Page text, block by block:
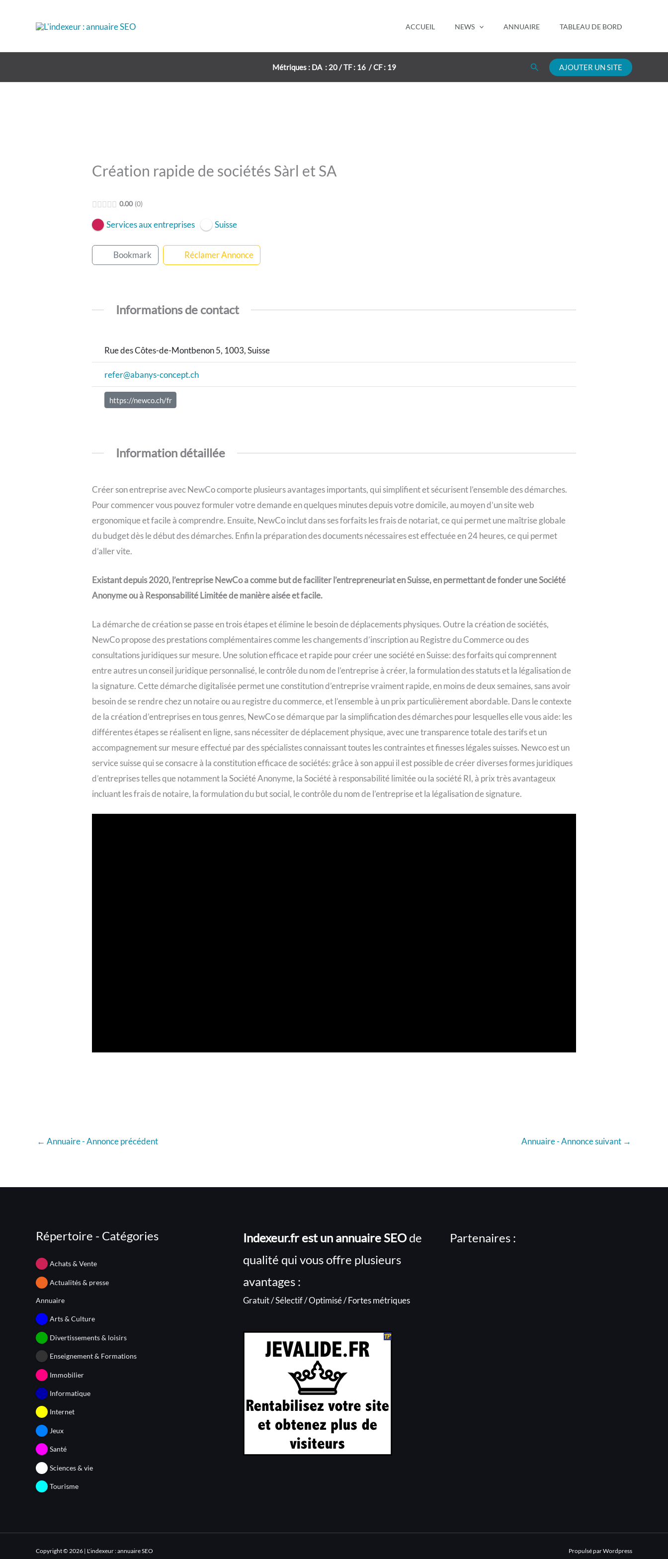
ACCUEIL NEWS ANNUAIRE TABLEAU DE BORD
Métriques : DA : 20 / TF : 16 / CF : 19 RechercherAJOUTER UN SITE
Création rapide de sociétés Sàrl et SA
0.00 0
Services aux entreprises Suisse
Bookmark Réclamer Annonce
Informations de contact
Rue des Côtes-de-Montbenon 5, 1003, Suisse
refer@abanys-concept.ch
https://newco.ch/fr
Information détaillée
Créer son entreprise avec NewCo comporte plusieurs avantages importants, qui simplifient et sécurisent l’ensemble des démarches.
Pour commencer vous pouvez formuler votre demande en quelques minutes depuis votre domicile, au moyen d’un site web
ergonomique et facile à comprendre. Ensuite, NewCo inclut dans ses forfaits les frais de notariat, ce qui permet une maîtrise globale
du budget dès le début des démarches. Enfin la préparation des documents nécessaires est effectuée en 24 heures, ce qui permet
d’aller vite.
Existant depuis 2020, l’entreprise NewCo a comme but de faciliter l’entrepreneuriat en Suisse, en permettant de fonder une Société
Anonyme ou à Responsabilité Limitée de manière aisée et facile.
La démarche de création se passe en trois étapes et élimine le besoin de déplacements physiques. Outre la création de sociétés,
NewCo propose des prestations complémentaires comme les changements d’inscription au Registre du Commerce ou des
consultations juridiques sur mesure. Une solution efficace et rapide pour créer une société en Suisse: des forfaits qui comprennent
entre autres un conseil juridique personnalisé, le contrôle du nom de l’entreprise à créer, la formulation des statuts et la légalisation de
la signature. Cette démarche digitalisée permet une constitution d’entreprise vraiment rapide, en moins de deux semaines, sans avoir
besoin de se rendre chez un notaire ou au registre du commerce, et l’ensemble à un prix particulièrement abordable. Dans le contexte
de la création d’entreprises en tous genres, NewCo se démarque par la simplification des démarches pour lesquelles elle vous aide: les
différentes étapes se réalisent en ligne, sans nécessiter de déplacement physique, avec une transparence totale des tarifs et un
accompagnement sur mesure effectué par des spécialistes connaissant toutes les contraintes et finesses légales suisses. Newco est un
service suisse qui se consacre à la constitution efficace de sociétés: grâce à son appui il est possible de créer diverses formes juridiques
d’entreprises telles que notamment la Société Anonyme, la Société à responsabilité limitée ou la société RI, à prix très avantageux
incluant les frais de notaire, la formulation du but social, le contrôle du nom de l’entreprise et la légalisation de signature.
← Annuaire - Annonce précédent Annuaire - Annonce suivant →
Répertoire - Catégories
Achats & Vente
Actualités & presse
Annuaire
Arts & Culture
Divertissements & loisirs
Enseignement & Formations
Immobilier
Informatique
Internet
Jeux
Santé
Sciences & vie
Tourisme
Indexeur.fr est un annuaire SEOde
qualité qui vous offre plusieurs
avantages :
Gratuit / Sélectif / Optimisé / Fortes métriques
Partenaires :
Copyright © 2026 | L'indexeur : annuaire SEO Propulsé par Wordpress